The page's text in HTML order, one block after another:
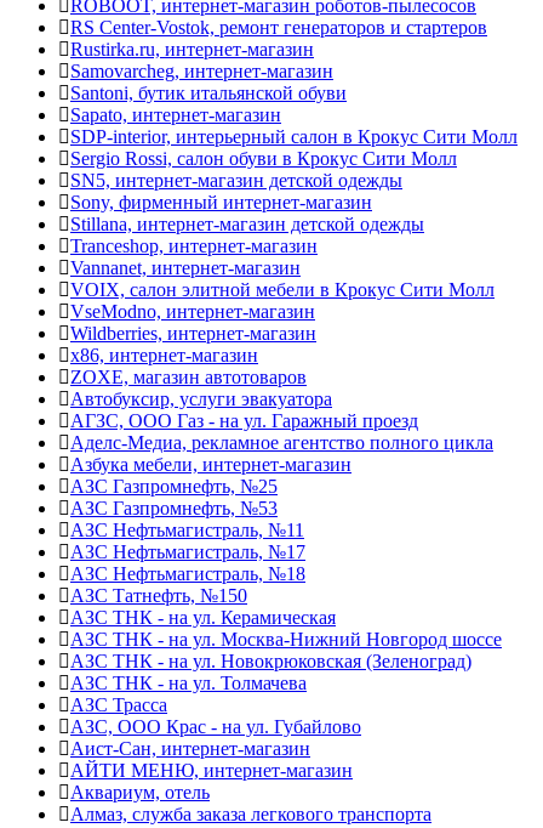
ROBOOT, интернет-магазин роботов-пылесосов
RS Center-Vostok, ремонт генераторов и стартеров
Rustirka.ru, интернет-магазин
Samovarcheg, интернет-магазин
Santoni, бутик итальянской обуви
Sapato, интернет-магазин
SDP-interior, интерьерный салон в Крокус Сити Молл
Sergio Rossi, салон обуви в Крокус Сити Молл
SN5, интернет-магазин детской одежды
Sony, фирменный интернет-магазин
Stillana, интернет-магазин детской одежды
Tranceshop, интернет-магазин
Vannanet, интернет-магазин
VOIX, салон элитной мебели в Крокус Сити Молл
VseModno, интернет-магазин
Wildberries, интернет-магазин
x86, интернет-магазин
ZOXE, магазин автотоваров
Автобуксир, услуги эвакуатора
АГЗС, ООО Газ - на ул. Гаражный проезд
Аделс-Медиа, рекламное агентство полного цикла
Азбука мебели, интернет-магазин
АЗС Газпромнефть, №25
АЗС Газпромнефть, №53
АЗС Нефтьмагистраль, №11
АЗС Нефтьмагистраль, №17
АЗС Нефтьмагистраль, №18
АЗС Татнефть, №150
АЗС ТНК - на ул. Керамическая
АЗС ТНК - на ул. Москва-Нижний Новгород шоссе
АЗС ТНК - на ул. Новокрюковская (Зеленоград)
АЗС ТНК - на ул. Толмачева
АЗС Трасса
АЗС, ООО Крас - на ул. Губайлово
Аист-Сан, интернет-магазин
АЙТИ МЕНЮ, интернет-магазин
Аквариум, отель
Алмаз, служба заказа легкового транспорта